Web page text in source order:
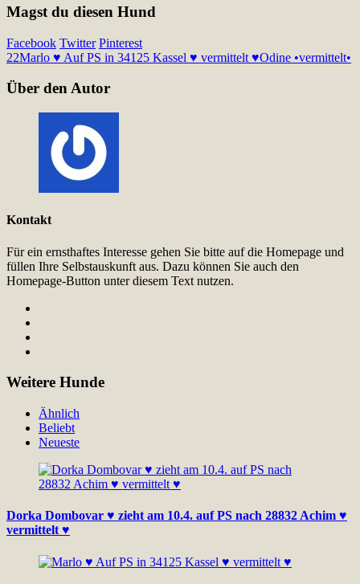
Magst du diesen Hund
Facebook Twitter Pinterest
22Marlo ♥ Auf PS in 34125 Kassel ♥ vermittelt ♥Odine •vermittelt•
Über den Autor
Kontakt
Für ein ernsthaftes Interesse gehen Sie bitte auf die Homepage und
füllen Ihre Selbstauskunft aus. Dazu können Sie auch den
Homepage-Button unter diesem Text nutzen.
Weitere Hunde
Ähnlich
Beliebt
Neueste
Dorka Dombovar ♥ zieht am 10.4. auf PS nach 28832 Achim ♥
vermittelt ♥